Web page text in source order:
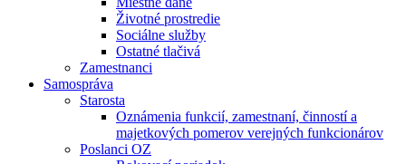
Životné prostredie
Sociálne služby
Ostatné tlačivá
Zamestnanci
Samospráva
Starosta
Oznámenia funkcií, zamestnaní, činností a
majetkových pomerov verejných funkcionárov
Poslanci OZ